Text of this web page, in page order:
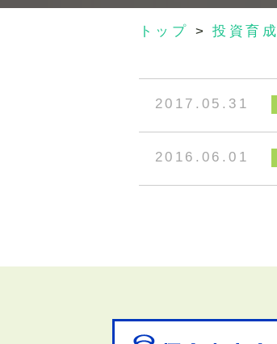
トップ >投資育成
2017.05.31
2016.06.01